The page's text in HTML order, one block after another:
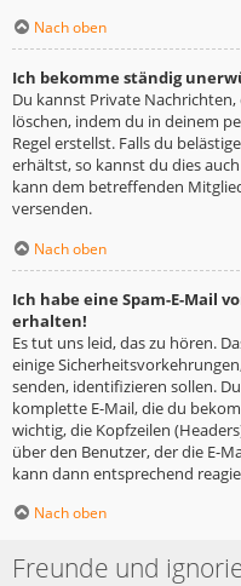
Nach oben
Ich bekomme ständig
Du kannst Private
löschen, indem du in deinem
Regel erstellst. Falls du
erhältst, so kannst du dies
kann dem betreffenden
versenden.
Nach oben
Ich habe eine Spam-E-Mail
erhalten!
Es tut uns leid, das zu hören.
einige
senden, identifizieren sollen.
komplette E-Mail, die du
wichtig, die Kopfzeilen
über den Benutzer, der die E-
kann dann entsprechend
Nach oben
Freunde und